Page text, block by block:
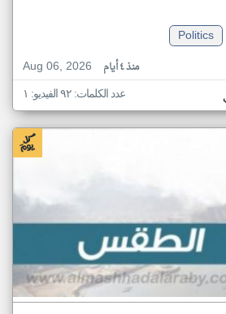
Politics
Aug 06, 2026
منذ ٤ أيام
عدد الكلمات: ٩٢ الفيديو: ١